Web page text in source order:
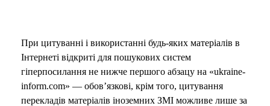
При цитуванні і використанні будь-яких матеріалів в
Інтернеті відкриті для пошукових систем
гіперпосилання не нижче першого абзацу на «ukraine-
inform.com» — обов’язкові, крім того, цитування
перекладів матеріалів іноземних ЗМІ можливе лише за